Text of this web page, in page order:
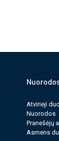
Atvirieji
Nuorodos
Pranešėjų
Asmens